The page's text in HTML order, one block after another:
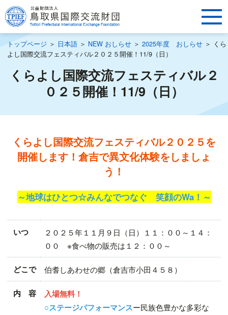
トップページ ＞ 日本語＞ NEW おしらせ＞ 2025年度 おしらせ＞ くら
よし国際交流フェスティバル２０２５開催！11/9（日）
くらよし国際交流フェスティバル２
０２５開催！11/9（日）
くらよし国際交流フェスティバル２０２５を
開催します！倉吉で異文化体験をしましょ
う！
～地球はひとつ☆みんなでつなぐ 笑顔のWa！～
いつ
２０２５年１１月９日（日）１１：００～１４：
００ ※食べ物の販売は１２：００～
どこで 伯耆しあわせの郷（倉吉市小田４５８）
内 容
入場無料！
○ステージパフォーマンスー民族色豊かな多彩な